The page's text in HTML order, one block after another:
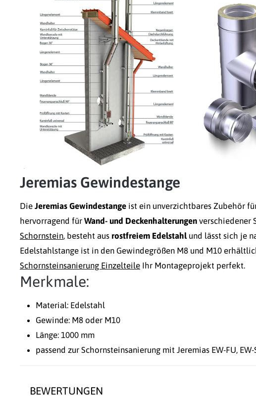
Jeremias Gewindestange
Die Jeremias Gewindestange ist ein unverzichtbares Zubehör
hervorragend für Wand- und Deckenhalterungen verschiedener
Schornstein, besteht aus rostfreiem Edelstahlund lässt sich je
Edelstahlstange ist in den Gewindegrößen M8 und M10
Schornsteinsanierung Einzelteile Ihr Montageprojekt perfekt.
Merkmale:
Material: Edelstahl
Gewinde: M8 oder M10
Länge: 1000 mm
passend zur Schornsteinsanierung mit Jeremias EW-FU, EW-
BEWERTUNGEN